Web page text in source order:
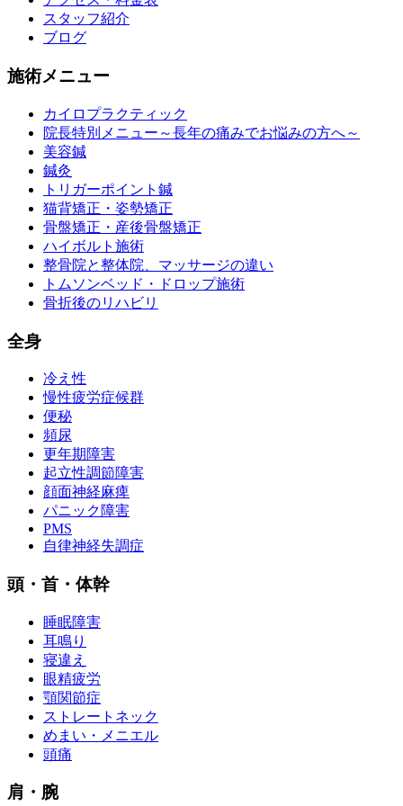
スタッフ紹介
ブログ
施術メニュー
カイロプラクティック
院長特別メニュー～長年の痛みでお悩みの方へ～
美容鍼
鍼灸
トリガーポイント鍼
猫背矯正・姿勢矯正
骨盤矯正・産後骨盤矯正
ハイボルト施術
整骨院と整体院、マッサージの違い
トムソンベッド・ドロップ施術
骨折後のリハビリ
全身
冷え性
慢性疲労症候群
便秘
頻尿
更年期障害
起立性調節障害
顔面神経麻痺
パニック障害
PMS
自律神経失調症
頭・首・体幹
睡眠障害
耳鳴り
寝違え
眼精疲労
顎関節症
ストレートネック
めまい・メニエル
頭痛
肩・腕